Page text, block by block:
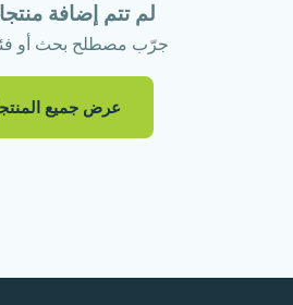
لم تتم إضافة
جرّب مصطلح بحث أو
عرض جميع